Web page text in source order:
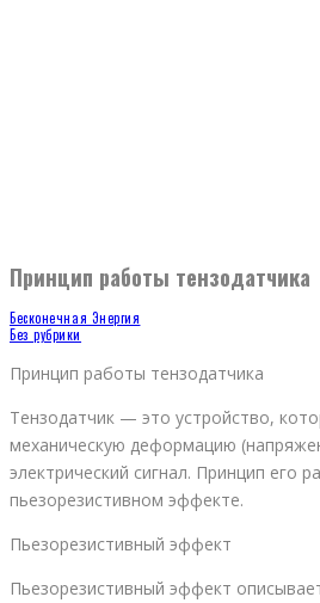
Принцип работы тензодатчика
Бесконечная Энергия
Без рубрики
Принцип работы тензодатчика
Тензодатчик — это устройство,
механическую деформацию
электрический сигнал. Принцип его
пьезорезистивном эффекте.
Пьезорезистивный эффект
Пьезорезистивный эффект